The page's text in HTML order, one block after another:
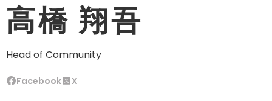
高橋 翔吾
Head of Community
Facebook X